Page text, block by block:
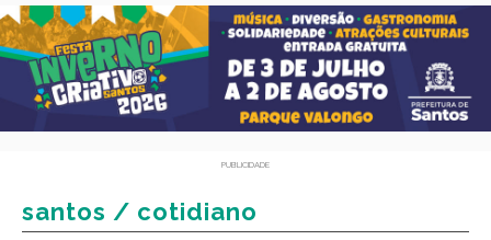
PUBLICIDADE
santos / cotidiano